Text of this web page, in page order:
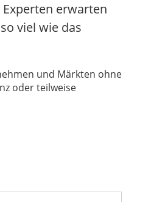
erwarten
viel wie das
und Märkten ohne
oder teilweise